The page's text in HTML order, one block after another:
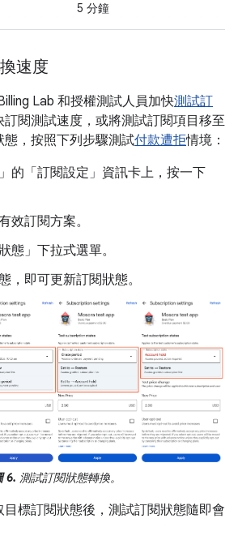
5 分鐘
速度
Lab 和授權測試人員加快測試訂
訂閱測試速度，或將測試訂閱項目移至
，按照下列步驟測試付款遭拒情境：
的「訂閱設定」 資訊卡上，按一下
效訂閱方案。
態」 下拉式選單。
，即可更新訂閱狀態。
6. 測試訂閱狀態轉換。
標訂閱狀態後，測試訂閱狀態隨即會